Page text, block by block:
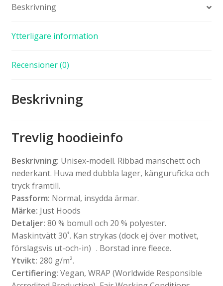
Beskrivning
Ytterligare information
Recensioner (0)
Beskrivning
Trevlig hoodieinfo
Beskrivning: Unisex-modell. Ribbad manschett och
nederkant. Huva med dubbla lager, känguruficka och
tryck framtill.
Passform: Normal, insydda ärmar.
Märke: Just Hoods
Detaljer: 80 % bomull och 20 % polyester.
Maskintvätt 30˚. Kan strykas (dock ej över motivet,
förslagsvis ut-och-in) . Borstad inre fleece.
Ytvikt: 280 g/m².
Certifiering: Vegan, WRAP (Worldwide Responsible